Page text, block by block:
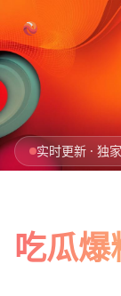
首页
今日爆料
实时更新 · 独
吃瓜爆